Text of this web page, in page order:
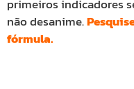
primeiros indicadores
não desanime.
fórmula.